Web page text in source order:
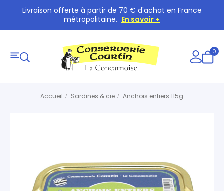
Livraison offerte à partir de 70 € d'achat en France
métropolitaine. En savoir +
0
Accueil Sardines & cie Anchois entiers 115g